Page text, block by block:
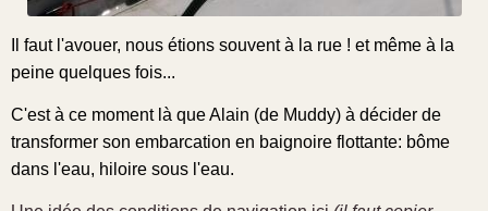
Il faut l'avouer, nous étions souvent à la rue ! et même à la
peine quelques fois...
C'est à ce moment là que Alain (de Muddy) à décider de
transformer son embarcation en baignoire flottante: bôme
dans l'eau, hiloire sous l'eau.